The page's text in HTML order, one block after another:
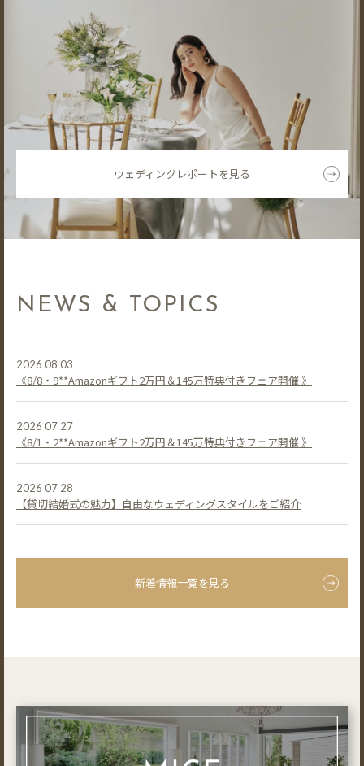
ウェディングレポートを見る
NEWS & TOPICS
2026 08 03
《8/8・9**Amazonギフト2万円＆145万特典付きフェア開催 》
2026 07 27
《8/1・2**Amazonギフト2万円＆145万特典付きフェア開催 》
2026 07 28
【貸切結婚式の魅力】自由なウェディングスタイルをご紹介
新着情報一覧を見る